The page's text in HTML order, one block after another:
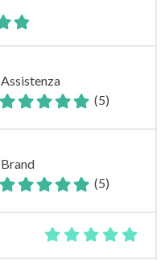
Assistenza
(5)
Brand
(5)